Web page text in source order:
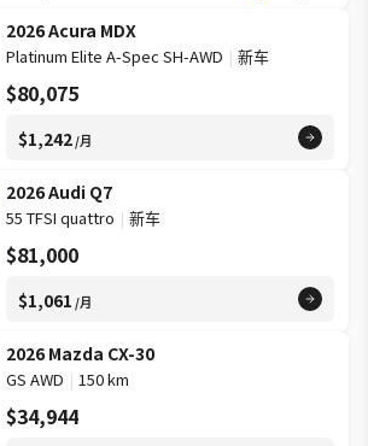
2026 Acura MDX
Platinum Elite A-Spec SH-AWD | 新车
$80,075
$1,242/月
2026 Audi Q7
55 TFSI quattro | 新车
$81,000
$1,061 /月
2026 Mazda CX-30
GS AWD | 150 km
$34,944